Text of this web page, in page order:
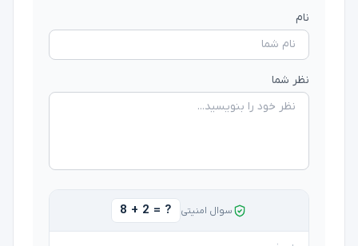
نام
نظر شما
سوال امنیتی 8 + 2 = ?